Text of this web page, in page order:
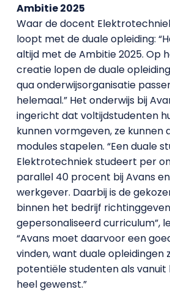
Ambitie 2025
Waar de docent
loopt met de duale opleiding:
altijd met de Ambitie 2025. Op
creatie lopen de duale
qua onderwijsorganisatie
helemaal.” Het onderwijs bij
ingericht dat voltijdstudenten
kunnen vormgeven, ze kunnen
modules stapelen. “Een duale
Elektrotechniek studeert per
parallel 40 procent bij Avans
werkgever. Daarbij is de
binnen het bedrijf
gepersonaliseerd curriculum”,
“Avans moet daarvoor een
vinden, want duale opleidingen
potentiële studenten als
heel gewenst.”